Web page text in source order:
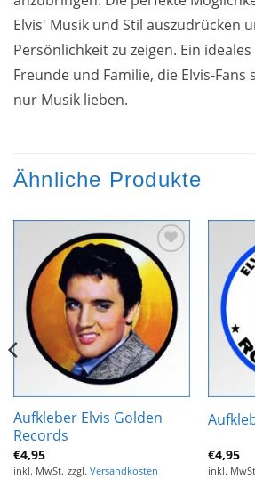
Elvis' Musik und Stil auszudrücken
Persönlichkeit zu zeigen. Ein
Freunde und Familie, die Elvis-
nur Musik lieben.
Ähnliche Produkte
Zur
Wunschliste
hinzufügen
Aufkleber Elvis Golden
Records
€4,95
inkl. MwSt. zzgl. Versandkosten
€4,95
inkl.